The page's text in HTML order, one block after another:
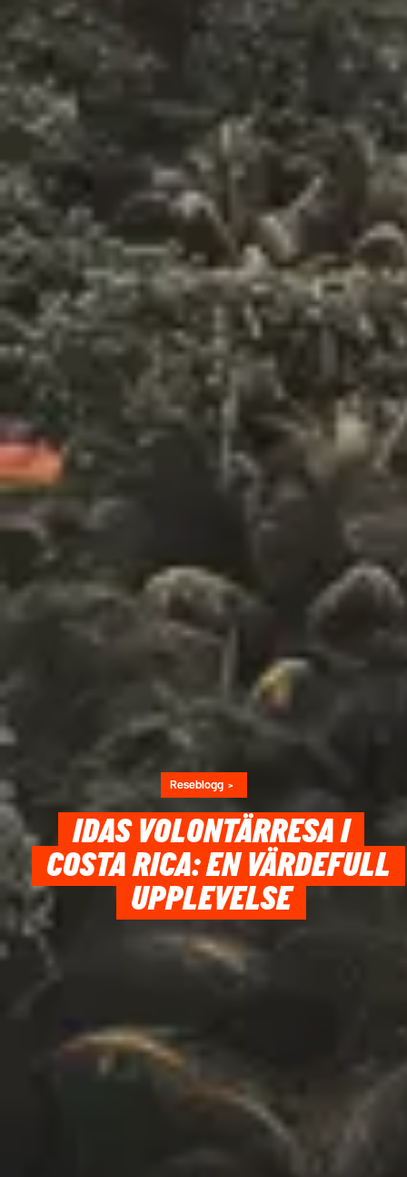
Reseblogg
IDAS VOLONTÄRRESA I
COSTA RICA: EN VÄRDEFULL
UPPLEVELSE